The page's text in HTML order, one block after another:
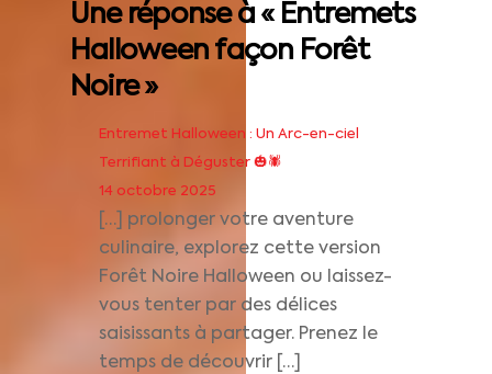
Une réponse à « Entremets
Halloween façon Forêt
Noire »
Entremet Halloween : Un Arc-en-ciel
Terrifiant à Déguster 🎃🕷️
14 octobre 2025
[…] prolonger votre aventure
culinaire, explorez cette version
Forêt Noire Halloween ou laissez-
vous tenter par des délices
saisissants à partager. Prenez le
temps de découvrir […]